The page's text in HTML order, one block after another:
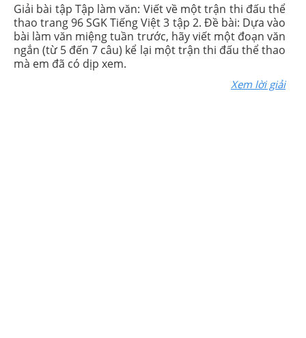
Giải bài tập Tập làm văn: Viết về một trận thi đấu thể
thao trang 96 SGK Tiếng Việt 3 tập 2. Đề bài: Dựa vào
bài làm văn miệng tuần trước, hãy viết một đoạn văn
ngắn (từ 5 đến 7 câu) kể lại một trận thi đấu thể thao
mà em đã có dịp xem.
Xem lời giải